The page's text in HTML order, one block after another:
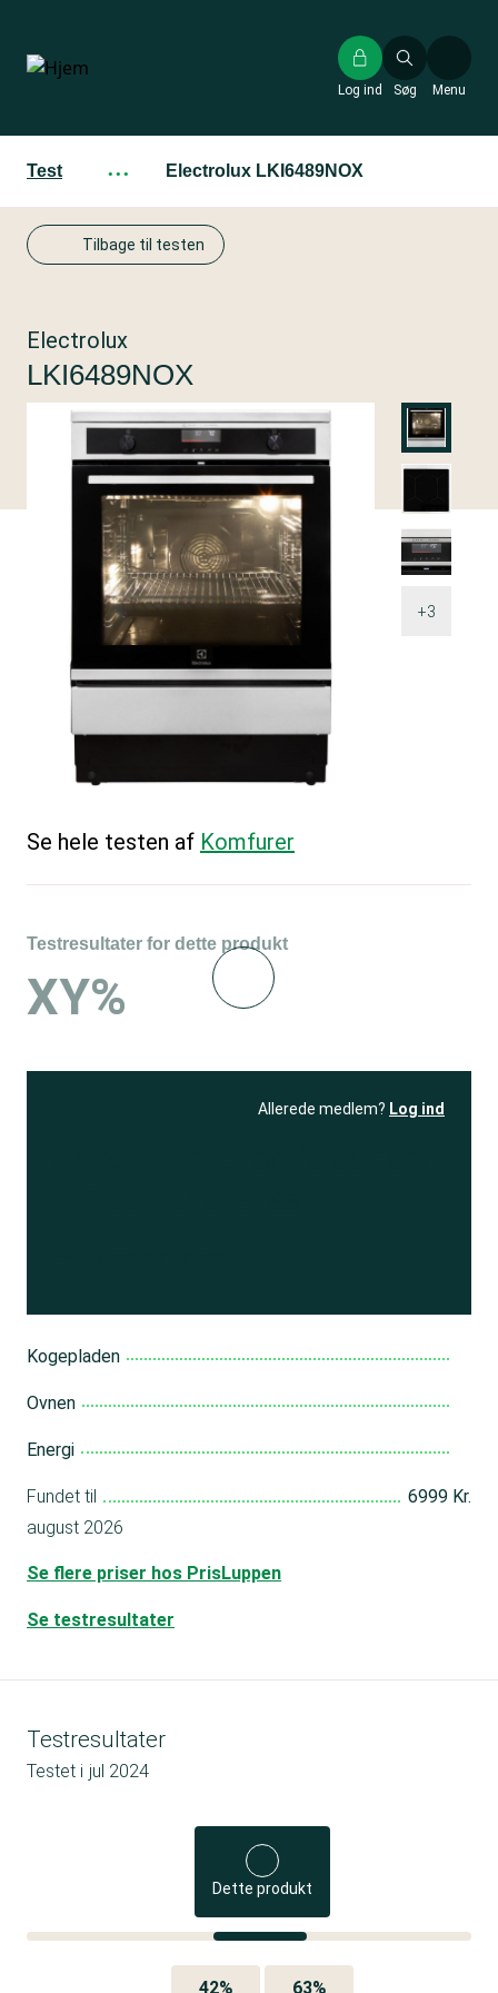
hovedindhold
Søg
Log ind Menu
Test ··· Electrolux LKI6489NOX
Tilbage til testen
+3
Electrolux
LKI6489NOX
Se hele testen af Komfurer
Testresultater for dette produkt
XY%
Allerede medlem? Log ind
Kogepladen
Ovnen
Energi
Fundet til
6999 Kr.
august 2026
Se flere priser hos PrisLuppen
Se testresultater
Testresultater
Testet i jul 2024
Dette produkt
42% 63%